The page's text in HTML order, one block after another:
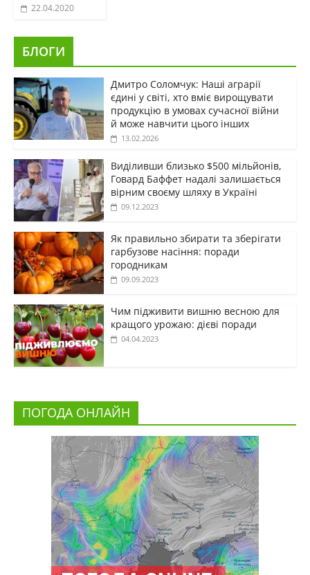
22.04.2020
БЛОГИ
Дмитро Соломчук: Наші аграрії
єдині у світі, хто вміє вирощувати
продукцію в умовах сучасної війни
й може навчити цього інших
13.02.2026
Виділивши близько $500 мільйонів,
Говард Баффет надалі залишається
вірним своєму шляху в Україні
09.12.2023
Як правильно збирати та зберігати
гарбузове насіння: поради
городникам
09.09.2023
Чим підживити вишню весною для
кращого урожаю: дієві поради
04.04.2023
ПОГОДА ОНЛАЙН